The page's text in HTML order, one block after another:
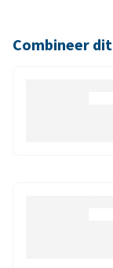
Combineer